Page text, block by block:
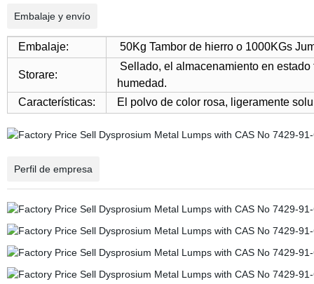
Embalaje y envío
Embalaje: 50Kg Tambor de hierro o 1000KGs
Storare:
Sellado, el almacenamiento en
humedad.
Características:
El polvo de color rosa, ligeramente
Perfil de empresa